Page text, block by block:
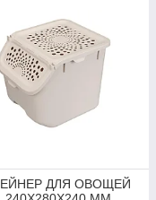
ДЛЯ ОВОЩЕЙ